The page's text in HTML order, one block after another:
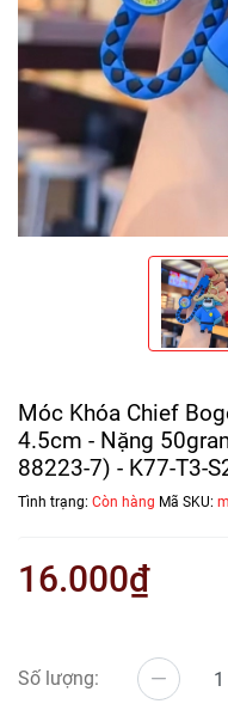
Móc Khóa Chief
4.5cm - Nặng
88223-7) - K77-T3-
Tình trạng: Còn hàng Mã SKU:
16.000₫
Số lượng: